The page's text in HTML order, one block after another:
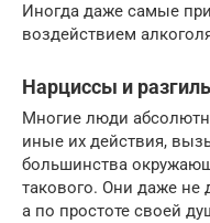
Иногда даже самые
воздействием
Нарциссы и
Многие люди
иные их действия,
большинства
такового. Они даже не
а по простоте своей